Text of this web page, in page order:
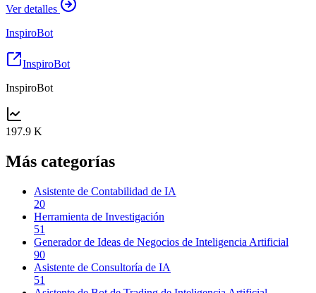
Ver detalles
InspiroBot
InspiroBot
InspiroBot
197.9 K
Más categorías
Asistente de Contabilidad de IA
20
Herramienta de Investigación
51
Generador de Ideas de Negocios de Inteligencia Artificial
90
Asistente de Consultoría de IA
51